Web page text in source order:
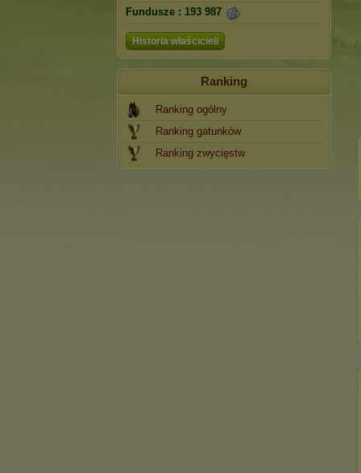
Fundusze : 193 987
Historia właścicieli
Ranking
Ranking ogólny
Ranking gatunków
Ranking zwycięstw